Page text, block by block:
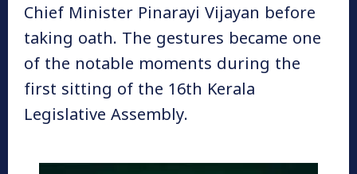
Chief Minister Pinarayi Vijayan before
taking oath. The gestures became one
of the notable moments during the
first sitting of the 16th Kerala
Legislative Assembly.